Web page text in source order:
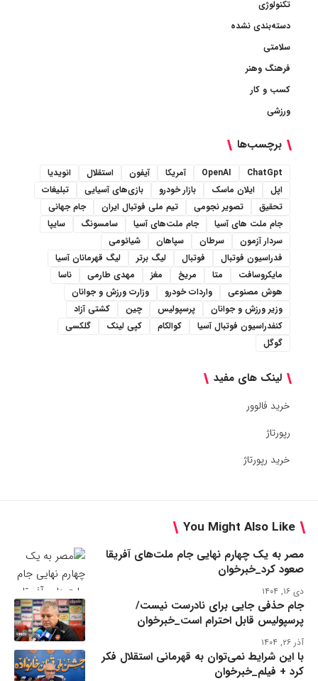
تکنولوژی
دسته‌بندی نشده
سلامتی
فرهنگ وهنر
کسب و کار
ورزشی
برچسب‌ها
ChatGpt
OpenAI آمریکا آیفون استقلال
انویدیا
اپل
ایلان ماسک بازار خودرو بازی‌های آسیایی
تبلیغات
تحقیق
تصویر نجومی تیم ملی فوتبال ایران
جام جهانی
جام ملت های آسیا
جام ملت‌های آسیا سامسونگ
سایپا
سردار آزمون
سرطان سپاهان
شیائومی
فدراسیون فوتبال
فوتبال لیگ برتر
لیگ قهرمانان آسیا
مایکروسافت
متا مریخ مغز مهدی طارمی
ناسا
هوش مصنوعی
واردات خودرو
وزارت ورزش و جوانان
وزیر ورزش و جوانان
پرسپولیس چین
کشتی آزاد
کنفدراسیون فوتبال آسیا
کوالکام کپی لینک
گلکسی
گوگل
لینک های مفید
خرید فالوور
رپورتاژ
خرید رپورتاژ
You Might Also Like
مصر به یک چهارم نهایی جام ملت‌های آفریقا
صعود کرد_خبرخوان
دی ۱۶, ۱۴۰۴
جام حذفی جایی برای نادرست نیست/
پرسپولیس قابل احترام است_خبرخوان
آذر ۲۶, ۱۴۰۴
با این شرایط نمی‌توان به قهرمانی استقلال فکر
کرد + فیلم_خبرخوان